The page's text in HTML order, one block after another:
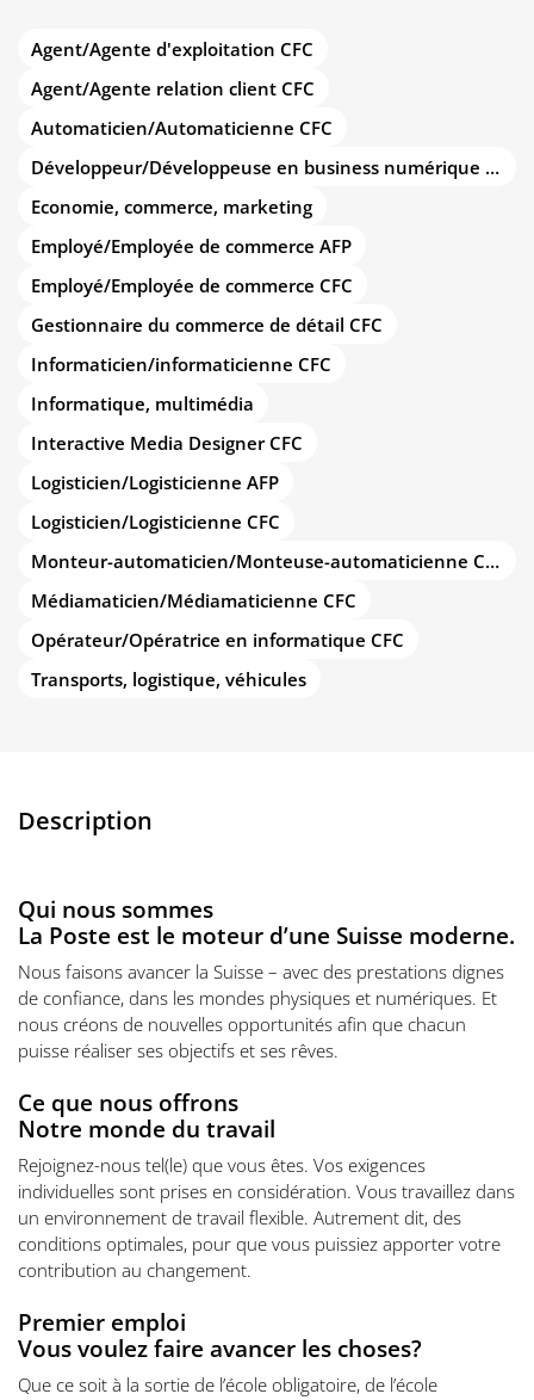
Agent/Agente d'exploitation CFC
Agent/Agente relation client CFC
Automaticien/Automaticienne CFC
Développeur/Développeuse en business numérique CFC
Economie, commerce, marketing
Employé/Employée de commerce AFP
Employé/Employée de commerce CFC
Gestionnaire du commerce de détail CFC
Informaticien/informaticienne CFC
Informatique, multimédia
Interactive Media Designer CFC
Logisticien/Logisticienne AFP
Logisticien/Logisticienne CFC
Monteur-automaticien/Monteuse-automaticienne CFC
Médiamaticien/Médiamaticienne CFC
Opérateur/Opératrice en informatique CFC
Transports, logistique, véhicules
Description
Qui nous sommes
La Poste est le moteur d’une Suisse moderne.
Nous faisons avancer la Suisse – avec des prestations dignes
de confiance, dans les mondes physiques et numériques. Et
nous créons de nouvelles opportunités afin que chacun
puisse réaliser ses objectifs et ses rêves.
Ce que nous offrons
Notre monde du travail
Rejoignez-nous tel(le) que vous êtes. Vos exigences
individuelles sont prises en considération. Vous travaillez dans
un environnement de travail flexible. Autrement dit, des
conditions optimales, pour que vous puissiez apporter votre
contribution au changement.
Premier emploi
Vous voulez faire avancer les choses?
Que ce soit à la sortie de l’école obligatoire, de l’école